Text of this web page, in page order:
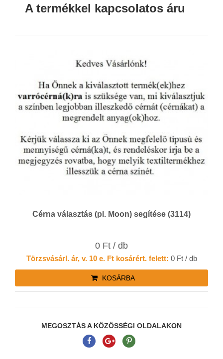
A termékkel kapcsolatos áru
Cérna választás (pl. Moon) segítése (3114)
0 Ft / db
Törzsvásárl. ár, v. 10 e. Ft kosárért. felett: 0 Ft / db
KOSÁRBA
MEGOSZTÁS A KÖZÖSSÉGI OLDALAKON